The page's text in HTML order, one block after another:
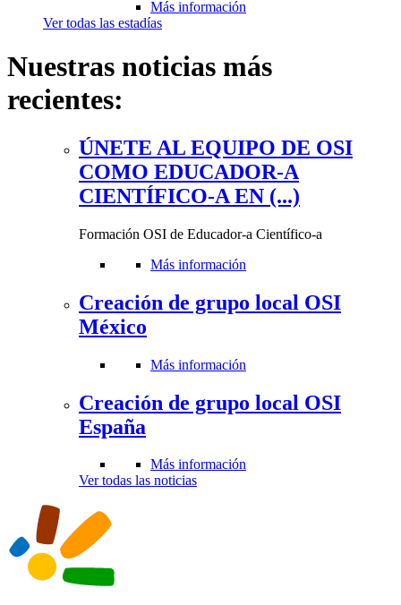
Más información
Ver todas las estadías
Nuestras noticias más
recientes:
ÚNETE AL EQUIPO DE OSI
COMO EDUCADOR-A
CIENTÍFICO-A EN (...)
Formación OSI de Educador-a Científico-a
Más información
Creación de grupo local OSI
México
Más información
Creación de grupo local OSI
España
Más información
Ver todas las noticias